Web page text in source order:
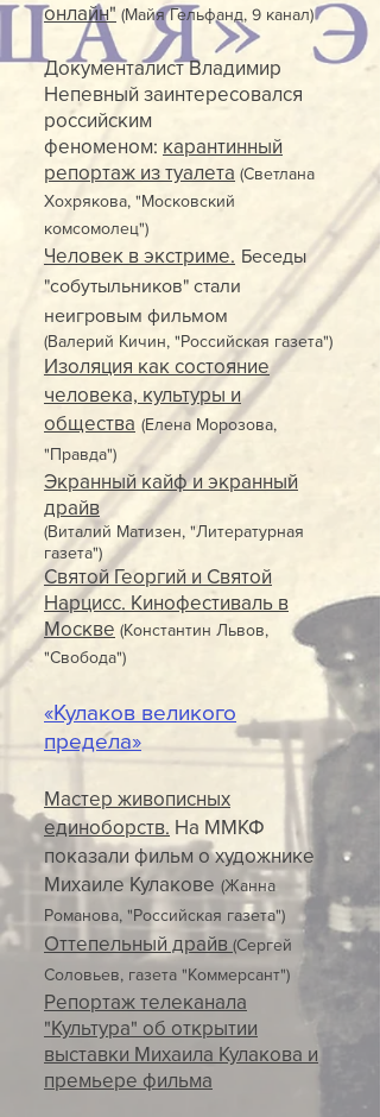
онлайн" (Майя Гельфанд, 9 канал)
Документалист Владимир
Непевный заинтересовался
российским
феноменом: карантинный
репортаж из туалета (Светлана
Хохрякова, "Московский
комсомолец")
Человек в экстриме. Беседы
"собутыльников" стали
неигровым фильмом
(Валерий Кичин, "Российская газета")
Изоляция как состояние
человека, культуры и
общества (Елена Морозова,
"Правда")
Экранный кайф и экранный
драйв
(Виталий Матизен, "Литературная
газета")
Святой Георгий и Святой
Нарцисс. Кинофестиваль в
Москве (Константин Львов,
"Свобода")
«Кулаков великого
предела»
Мастер живописных
единоборств. На ММКФ
показали фильм о художнике
Михаиле Кулакове (Жанна
Романова, "Российская газета")
Оттепельный драйв (Сергей
Соловьев, газета "Коммерсант")
Репортаж телеканала
"Культура" об открытии
выставки Михаила Кулакова и
премьере фильма